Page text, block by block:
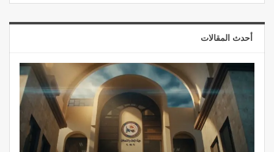
أحدث المقالات